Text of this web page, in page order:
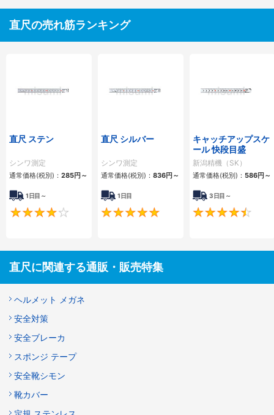
直尺の売れ筋ランキング
直尺 ステン
シンワ測定
通常価格(税別)： 285円～
1日目～
4.3
直尺 シルバー
シンワ測定
通常価格(税別)： 836円～
1日目
4.8
キャッチアップスケ
ール 快段目盛
新潟精機（SK）
通常価格(税別)： 586円～
3日目～
直尺に関連する通販・販売特集
ヘルメット メガネ
安全対策
安全ブレーカ
スポンジ テープ
安全靴シモン
靴カバー